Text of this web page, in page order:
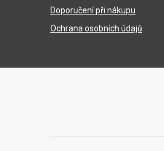
Doporučení při nákupu
Ochrana osobních údajů